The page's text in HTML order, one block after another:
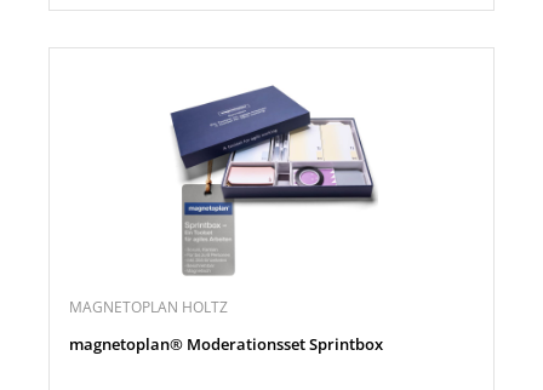
MAGNETOPLAN HOLTZ
magnetoplan® Moderationsset Sprintbox